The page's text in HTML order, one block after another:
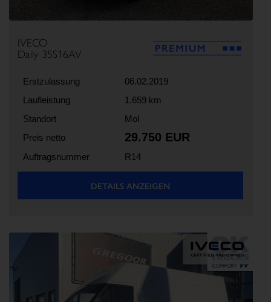
IVECO
Daily 35S16AV
Erstzulassung
06.02.2019
Laufleistung
1.659 km
Standort
Mol
Preis netto
29.750 EUR
Auftragsnummer R14
DETAILS ANZEIGEN